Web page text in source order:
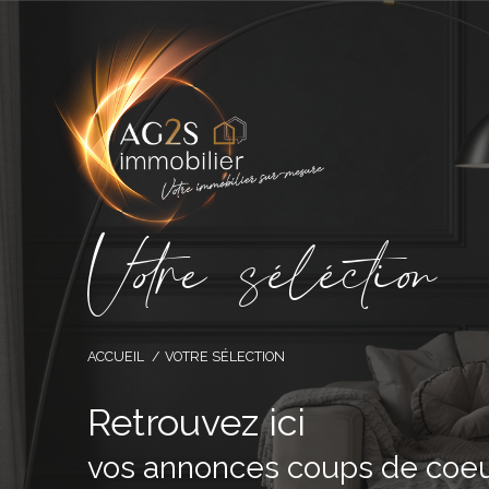
Vore séléctio
ACCUEIL VOTRE SÉLECTION
Retrouvez ici
vos annonces coups de